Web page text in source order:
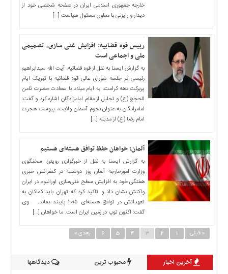
خارجه جمهوری اسلامی ایران در صفحه شخصی خود از
دیدار و رایزنی با معاون مسئول سیاست […]
رییس قوه قضاییه: افزایش غنی سازی، تصمیمی
ملی و اجماعی است
به گزارش ایسنا به نقل از قوه قضائیه، آیت الله سیدابراهیم
رئیسی در جلسه شورای عالی قوه قضائیه با تبریک ایام
پربرکت دهه کرامت، به ایام میلاد با سعادت حضرت ثامن
الحجج (ع) و تجلیل از مقام امامزادگان اشاره کرد و گفت:
امامزادگان به عنوان نجوم آسمان ولایت، پیوست هجرت
امام رضا (ع) از مدینه […]
آلمان: خواهان حفظ توافق هسته‌ای هستیم
به گزارش ایسنا به نقل از خبرگزاری رویترز، سخنگوی
وزارت امورخارجه آلمان روز دوشنبه در کنفرانس خبری
هفتگی خود به افزایش سطح غنی‌سازی اورانیوم در ایران
واکنش نشان داد و تاکید کرد که تهران باید کماکان به
تعهداتش در توافق هسته‌ای ۲۰۱۵ پایبند بماند. وی
گفت: اکنون توپ در زمین ایران است. ما خواهان […]
« قبلی 1
2
3
4
5
6 بعدی »
آخرین اخبار محبوب ترین دیدگاهها